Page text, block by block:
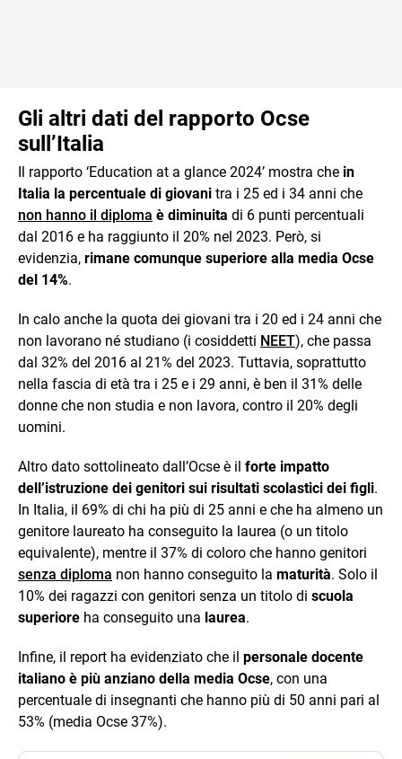
Gli altri dati del rapporto Ocse
sull’Italia
Il rapporto ‘Education at a glance 2024’ mostra che in
Italia la percentuale di giovani tra i 25 ed i 34 anni che
non hanno il diploma è diminuita di 6 punti percentuali
dal 2016 e ha raggiunto il 20% nel 2023. Però, si
evidenzia, rimane comunque superiore alla media Ocse
del 14%.
In calo anche la quota dei giovani tra i 20 ed i 24 anni che
non lavorano né studiano (i cosiddetti NEET), che passa
dal 32% del 2016 al 21% del 2023. Tuttavia, soprattutto
nella fascia di età tra i 25 e i 29 anni, è ben il 31% delle
donne che non studia e non lavora, contro il 20% degli
uomini.
Altro dato sottolineato dall’Ocse è il forte impatto
dell’istruzione dei genitori sui risultati scolastici dei figli.
In Italia, il 69% di chi ha più di 25 anni e che ha almeno un
genitore laureato ha conseguito la laurea (o un titolo
equivalente), mentre il 37% di coloro che hanno genitori
senza diploma non hanno conseguito la maturità. Solo il
10% dei ragazzi con genitori senza un titolo di scuola
superiore ha conseguito una laurea.
Infine, il report ha evidenziato che il personale docente
italiano è più anziano della media Ocse, con una
percentuale di insegnanti che hanno più di 50 anni pari al
53% (media Ocse 37%).